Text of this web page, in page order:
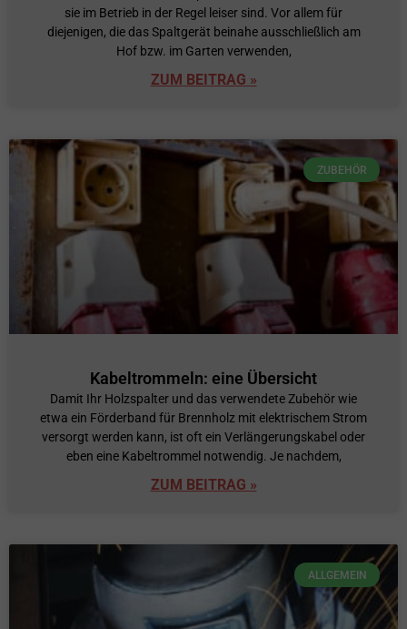
sie im Betrieb in der Regel leiser sind. Vor allem für
diejenigen, die das Spaltgerät beinahe ausschließlich am
Hof bzw. im Garten verwenden,
ZUM BEITRAG »
ZUBEHÖR
Kabeltrommeln: eine Übersicht
Damit Ihr Holzspalter und das verwendete Zubehör wie
etwa ein Förderband für Brennholz mit elektrischem Strom
versorgt werden kann, ist oft ein Verlängerungskabel oder
eben eine Kabeltrommel notwendig. Je nachdem,
ZUM BEITRAG »
ALLGEMEIN